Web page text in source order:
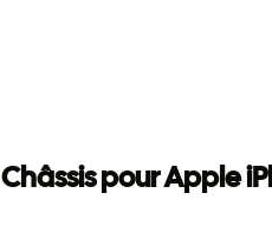
Châssis pour Apple